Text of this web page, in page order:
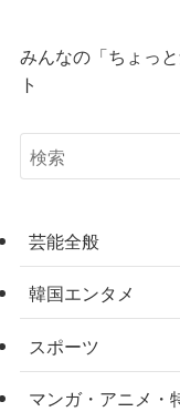
みんなの「ちょっ
ト
芸能全般
韓国エンタメ
スポーツ
マンガ・アニメ・